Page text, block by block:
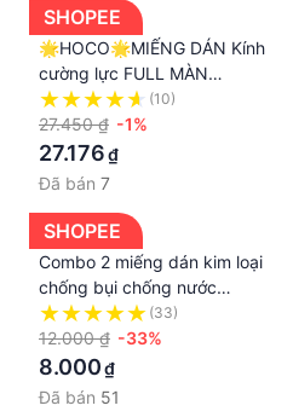
SHOPEE
🌟HOCO🌟MIẾNG DÁN Kính
cường lực FULL MÀN
CHỐNG BỤI MÀNG LOA
CHỐNG NHÌN NGHIÊNG
TRỘM IPHONE X XS 11 12 13
PRO MAX CG 1 2 3
(10)
27.450 ₫ -1%
27.176₫
Đã bán 7
SHOPEE
Combo 2 miếng dán kim loại
chống bụi chống nước
chống xước màng loa cho
dòng Iphone
12/13/14/Pro/Max/Plus/mini
Citycase
(33)
12.000 ₫ -33%
8.000₫
Đã bán 51